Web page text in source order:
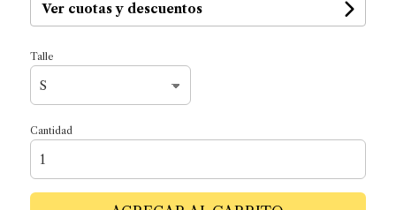
Ver cuotas y descuentos
Talle
Cantidad